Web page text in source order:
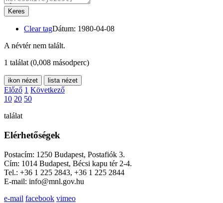
Keres
Clear tagDátum: 1980-04-08
A névtér nem talált.
1 találat (0,008 másodperc)
ikon nézet lista nézet
Előző 1 Következő
10 20 50
találat
Elérhetőségek
Postacím: 1250 Budapest, Postafiók 3.
Cím: 1014 Budapest, Bécsi kapu tér 2-4.
Tel.: +36 1 225 2843, +36 1 225 2844
E-mail: info@mnl.gov.hu
e-mail facebook vimeo